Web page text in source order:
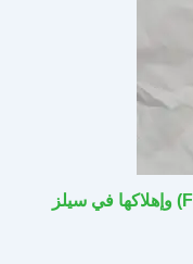
كيف تدير الأصول الثابتة (Fixed Assets) وإهلاكها في سيلز